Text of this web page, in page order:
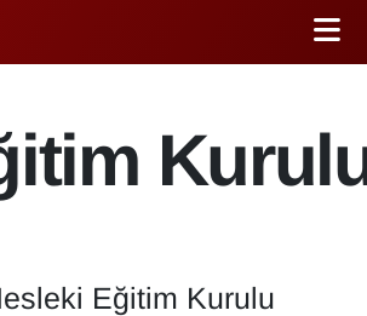
ALTIN
%-14
Eğitim Kurulu